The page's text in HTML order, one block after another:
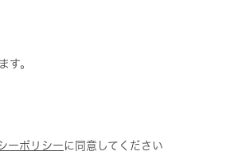
す。
ーポリシー に 同意してください